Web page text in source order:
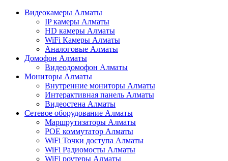
Видеокамеры Алматы
IP камеры Алматы
HD камеры Алматы
WiFi Камеры Алматы
Аналоговые Алматы
Домофон Алматы
Видеодомофон Алматы
Мониторы Алматы
Внутренние мониторы Алматы
Интерактивная панель Алматы
Видеостена Алматы
Сетевое оборудование Алматы
Маршрутизаторы Алматы
POE коммутатор Алматы
WiFi Точки доступа Алматы
WiFi Радиомосты Алматы
WiFi роутеры Алматы